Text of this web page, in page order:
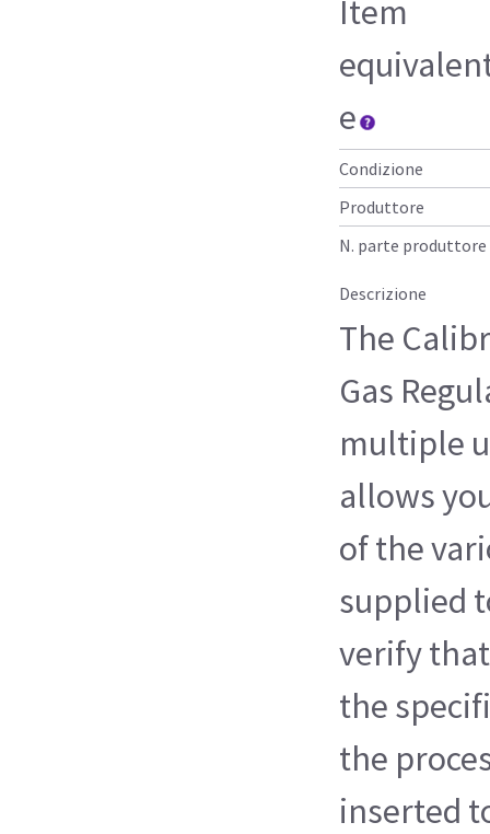
Item
e
Condizione
Produttore
N. parte produttore
Descrizione
The
Gas
multiple
allows
of the
supplied
verify
the
the
inserted